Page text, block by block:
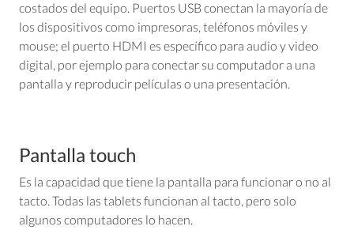
costados del equipo. Puertos USB conectan la mayoría de
los dispositivos como impresoras, teléfonos móviles y
mouse; el puerto HDMI es específico para audio y video
digital, por ejemplo para conectar su computador a una
pantalla y reproducir películas o una presentación.
Pantalla touch
Es la capacidad que tiene la pantalla para funcionar o no al
tacto. Todas las tablets funcionan al tacto, pero solo
algunos computadores lo hacen.